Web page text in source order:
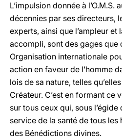
L’impulsion donnée à l’O.M.S.
décennies par ses directeurs,
experts, ainsi que l’ampleur et
accompli, sont des gages que
Organisation internationale
action en faveur de l’homme
lois de sa nature, telles
Créateur. C’est en formant
sur tous ceux qui, sous l’égide
service de la santé de tous les
des Bénédictions divines.